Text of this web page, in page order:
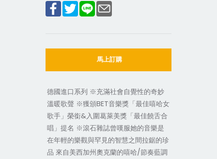
馬上訂購
德國進口系列 ※充滿社會自覺性的奇妙
溫暖歌聲 ※獲頒BET音樂獎「最佳嘻哈女
歌手」榮銜&入圍葛萊美獎「最佳饒舌合
唱」提名 ※滾石雜誌曾嘆服她的音樂是
在年輕的樂觀與罕見的智慧之間拉鋸的珍
品 來自美西加州奧克蘭的嘻哈/節奏藍調